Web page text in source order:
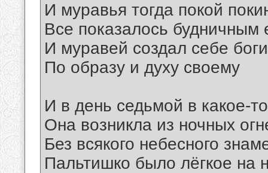
И муравья тогда покой
Все показалось будничным
И муравей создал себе
По образу и духу своему
И в день седьмой в какое-
Она возникла из ночных
Без всякого небесного
Пальтишко было лёгкое на